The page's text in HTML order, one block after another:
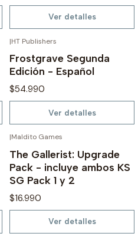
Ver detalles
|HT Publishers
Frostgrave Segunda
Edición - Español
$54.990
Ver detalles
|Maldito Games
The Gallerist: Upgrade
Pack - incluye ambos KS
SG Pack 1 y 2
$16.990
Ver detalles